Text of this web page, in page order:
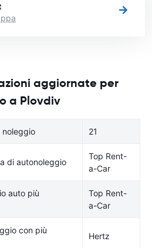
aggiornate per
a Plovdiv
noleggio 21
di autonoleggio
Top Rent-
a-Car
auto più
Top Rent-
a-Car
con più
Hertz